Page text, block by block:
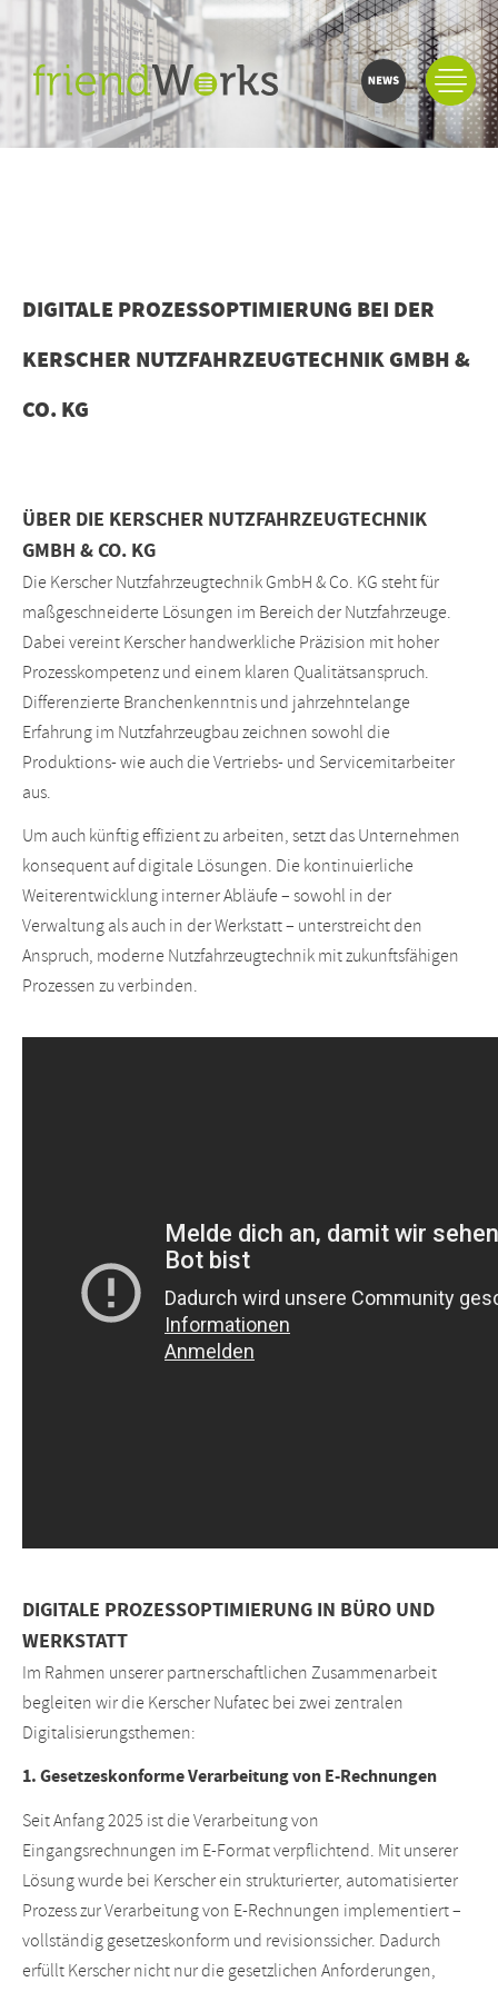
DIGITALE PROZESSOPTIMIERUNG BEI DER
KERSCHER NUTZFAHRZEUGTECHNIK GMBH &
CO. KG
ÜBER DIE KERSCHER NUTZFAHRZEUGTECHNIK
GMBH & CO. KG
Die Kerscher Nutzfahrzeugtechnik GmbH & Co. KG steht für
maßgeschneiderte Lösungen im Bereich der Nutzfahrzeuge.
Dabei vereint Kerscher handwerkliche Präzision mit hoher
Prozesskompetenz und einem klaren Qualitätsanspruch.
Differenzierte Branchenkenntnis und jahrzehntelange
Erfahrung im Nutzfahrzeugbau zeichnen sowohl die
Produktions- wie auch die Vertriebs- und Servicemitarbeiter
aus.
Um auch künftig effizient zu arbeiten, setzt das Unternehmen
konsequent auf digitale Lösungen. Die kontinuierliche
Weiterentwicklung interner Abläufe – sowohl in der
Verwaltung als auch in der Werkstatt – unterstreicht den
Anspruch, moderne Nutzfahrzeugtechnik mit zukunftsfähigen
Prozessen zu verbinden.
DIGITALE PROZESSOPTIMIERUNG IN BÜRO UND
WERKSTATT
Im Rahmen unserer partnerschaftlichen Zusammenarbeit
begleiten wir die Kerscher Nufatec bei zwei zentralen
Digitalisierungsthemen:
1. Gesetzeskonforme Verarbeitung von E-Rechnungen
Seit Anfang 2025 ist die Verarbeitung von
Eingangsrechnungen im E-Format verpflichtend. Mit unserer
Lösung wurde bei Kerscher ein strukturierter, automatisierter
Prozess zur Verarbeitung von E-Rechnungen implementiert –
vollständig gesetzeskonform und revisionssicher. Dadurch
erfüllt Kerscher nicht nur die gesetzlichen Anforderungen,